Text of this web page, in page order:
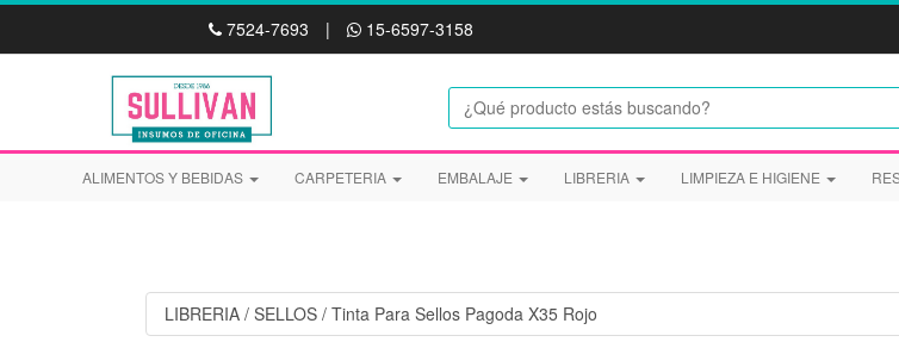
ALIMENTOS Y BEBIDAS CARPETERIA EMBALAJE LIBRERIA LIMPIEZA E HIGIENE
7524-7693 | 15-6597-3158
LIBRERIA / SELLOS / Tinta Para Sellos Pagoda X35 Rojo